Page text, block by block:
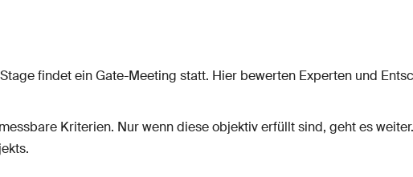
findet ein Gate-Meeting statt. Hier bewerten Experten und
Kriterien. Nur wenn diese objektiv erfüllt sind, geht es